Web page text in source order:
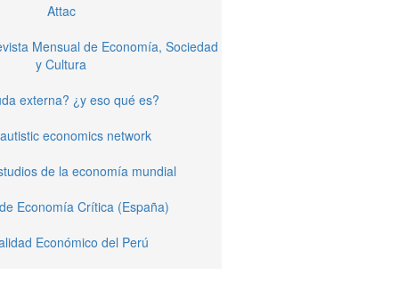
Attac
Mensual de Economía, Sociedad
y Cultura
externa? ¿y eso qué es?
economics network
de la economía mundial
Economía Crítica (España)
Económico del Perú